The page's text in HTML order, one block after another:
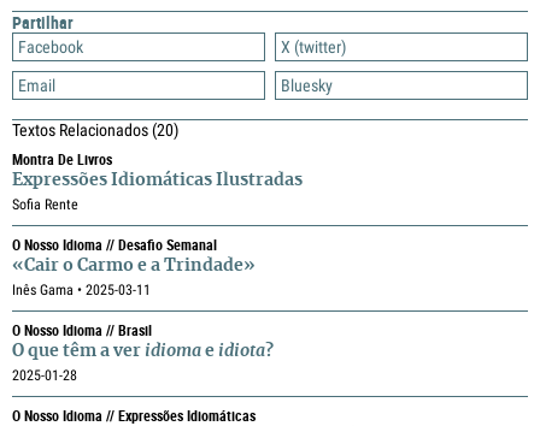
Partilhar
Facebook
X (twitter)
Email
Bluesky
Textos Relacionados(20)
Montra De Livros
Expressões Idiomáticas Ilustradas
Sofia Rente
O Nosso Idioma // Desafio Semanal
«Cair o Carmo e a Trindade»
Inês Gama • 2025-03-11
O Nosso Idioma // Brasil
O que têm a ver idioma e idiota?
2025-01-28
O Nosso Idioma // Expressões Idiomáticas